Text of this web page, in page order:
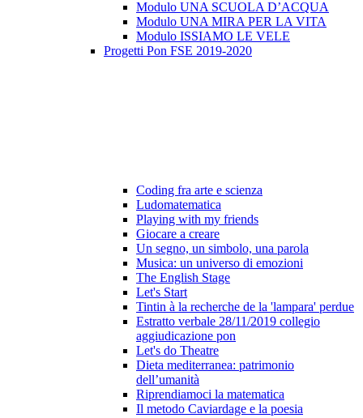
Modulo UNA SCUOLA D’ACQUA
Modulo UNA MIRA PER LA VITA
Modulo ISSIAMO LE VELE
Progetti Pon FSE 2019-2020
Coding fra arte e scienza
Ludomatematica
Playing with my friends
Giocare a creare
Un segno, un simbolo, una parola
Musica: un universo di emozioni
The English Stage
Let's Start
Tintin à la recherche de la 'lampara' perdue
Estratto verbale 28/11/2019 collegio
aggiudicazione pon
Let's do Theatre
Dieta mediterranea: patrimonio
dell’umanità
Riprendiamoci la matematica
Il metodo Caviardage e la poesia